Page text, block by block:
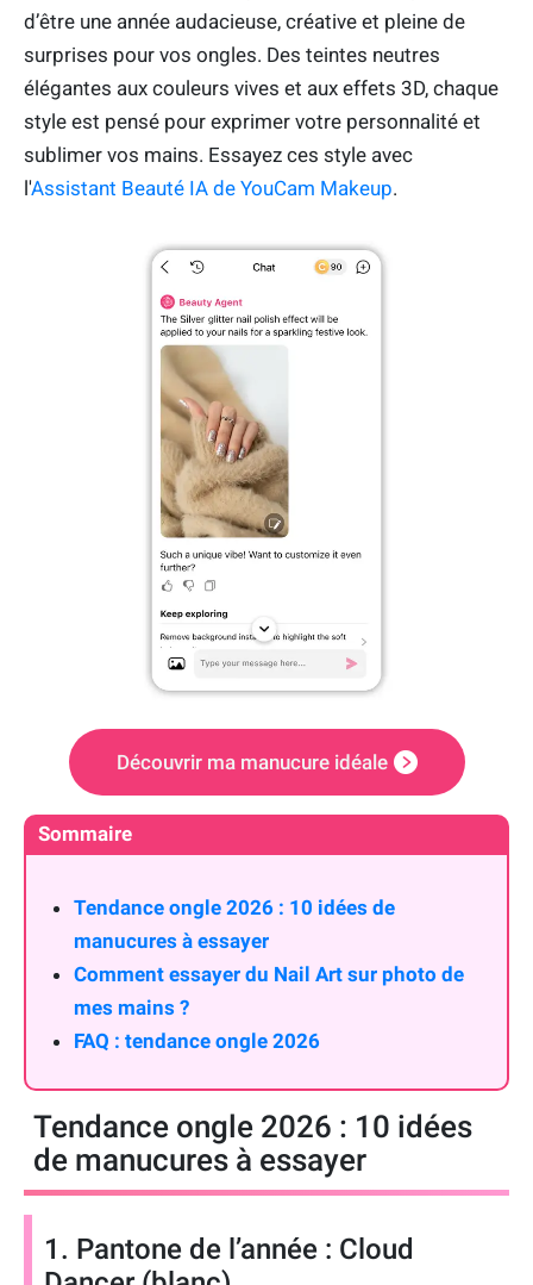
d’être une année audacieuse, créative et pleine de
surprises pour vos ongles. Des teintes neutres
élégantes aux couleurs vives et aux effets 3D, chaque
style est pensé pour exprimer votre personnalité et
sublimer vos mains. Essayez ces style avec
l'Assistant Beauté IA de YouCam Makeup.
Découvrir ma manucure idéale
Sommaire
Tendance ongle 2026 : 10 idées de
manucures à essayer
Comment essayer du Nail Art sur photo de
mes mains ?
FAQ : tendance ongle 2026
Tendance ongle 2026 : 10 idées
de manucures à essayer
1. Pantone de l’année : Cloud